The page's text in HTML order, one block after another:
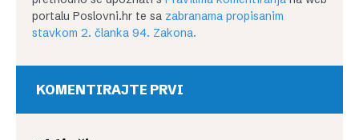
portalu Poslovni.hr te sa zabranama propisanim
stavkom 2. članka 94. Zakona.
KOMENTIRAJTE PRVI